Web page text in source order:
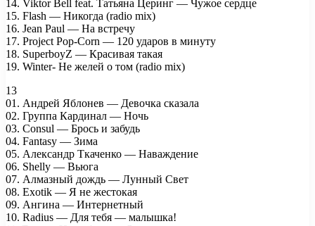
14. Viktor Bell feat. Татьяна Церинг — Чужое сердце
15. Flash — Никогда (radio mix)
16. Jean Paul — На встречу
17. Project Pop-Corn — 120 ударов в минуту
18. SuperboyZ — Красивая такая
19. Winter- Не желей о том (radio mix)
13
01. Андрей Яблонев — Девочка сказала
02. Группа Кардинал — Ночь
03. Consul — Брось и забудь
04. Fantasy — Зима
05. Александр Ткаченко — Наваждение
06. Shelly — Вьюга
07. Алмазный дождь — Лунный Свет
08. Exotik — Я не жестокая
09. Ангина — Интернетный
10. Radius — Для тебя — малышка!